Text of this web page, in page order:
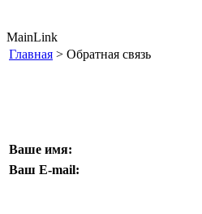
MainLink
Главная > Обратная связь
Ваше имя:
Ваш E-mail: